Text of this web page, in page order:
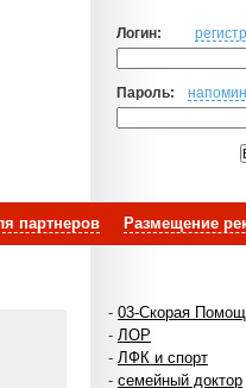
Логин:
Пароль:
Размещение
партнеров
- 03-Скорая
- ЛОР
- ЛФК и спорт
- семейный доктор